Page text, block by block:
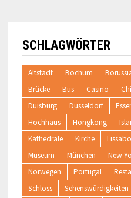
SCHLAGWÖRTER
Altstadt Bochum
Brücke
Bus Casino
Duisburg
Düsseldorf
Hochhaus
Hongkong
Kathedrale
Kirche
Museum
München New
Norwegen
Portugal
Schloss
Sehenswürdigkeiten